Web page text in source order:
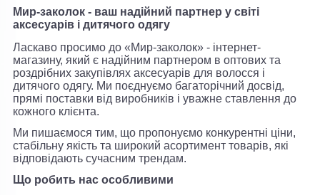
Мир-заколок - ваш надійний партнер у світі
аксесуарів і дитячого одягу
Ласкаво просимо до «Мир-заколок» - інтернет-
магазину, який є надійним партнером в оптових та
роздрібних закупівлях аксесуарів для волосся і
дитячого одягу. Ми поєднуємо багаторічний досвід,
прямі поставки від виробників і уважне ставлення до
кожного клієнта.
Ми пишаємося тим, що пропонуємо конкурентні ціни,
стабільну якість та широкий асортимент товарів, які
відповідають сучасним трендам.
Що робить нас особливими